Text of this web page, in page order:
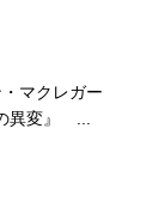
・マクレガー
異変』 ...